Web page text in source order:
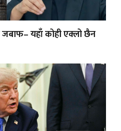
जबाफ– यहाँ कोही एक्लो छैन